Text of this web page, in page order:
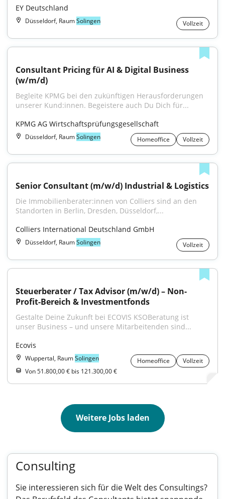
EY Deutschland
Düsseldorf, RaumSolingen Vollzeit
Consultant Pricing für AI & Digital Business
(w/m/d)
Begleite KPMG bei den zukünftigen Herausforderungen
unserer Kund:innen. Begeistere auch Du Dich für...
KPMG AG Wirtschaftsprüfungsgesellschaft
Düsseldorf, RaumSolingen Homeoffice Vollzeit
Senior Consultant (m/w/d) Industrial & Logistics
Die Immobilienberater:innen von Colliers sind an den
Standorten in Berlin, Dresden, Düsseldorf,...
Colliers International Deutschland GmbH
Düsseldorf, RaumSolingen Vollzeit
Steuerberater / Tax Advisor (m/w/d) – Non-
Profit-Bereich & Investmentfonds
Gestalte Deine Zukunft bei ECOVIS KSOBeratung ist
unser Business – und unsere Mitarbeitenden sind...
Ecovis
Wuppertal, RaumSolingen Homeoffice
Vollzeit
Von 51.800,00 € bis 121.300,00 €
Weitere Jobs laden
Consulting
Sie interessieren sich für die Welt des Consultings?